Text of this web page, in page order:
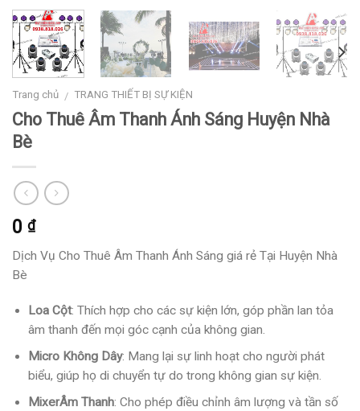
Trang chủ / TRANG THIẾT BỊ SỰ KIỆN
Cho Thuê Âm Thanh Ánh Sáng Huyện Nhà
Bè
0 ₫
Dịch Vụ Cho Thuê Âm Thanh Ánh Sáng giá rẻ Tại Huyện Nhà
Bè
Loa Cột: Thích hợp cho các sự kiện lớn, góp phần lan tỏa
âm thanh đến mọi góc cạnh của không gian.
Micro Không Dây: Mang lại sự linh hoạt cho người phát
biểu, giúp họ di chuyển tự do trong không gian sự kiện.
MixerÂm Thanh: Cho phép điều chỉnh âm lượng và tần số